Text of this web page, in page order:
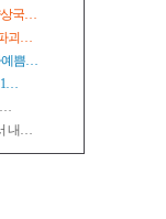
상국…
괴…
예쁨…
1…
내…